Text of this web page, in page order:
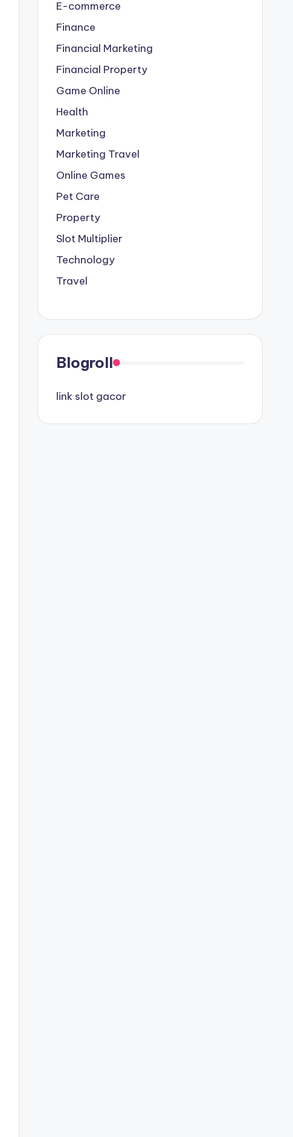
E-commerce
Finance
Financial Marketing
Financial Property
Game Online
Health
Marketing
Marketing Travel
Online Games
Pet Care
Property
Slot Multiplier
Technology
Travel
Blogroll
link slot gacor